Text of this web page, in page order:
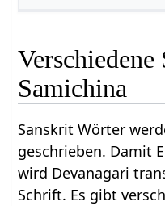
Samichina
Sanskrit Wörter
geschrieben. Damit
wird Devanagari
Schrift. Es gibt